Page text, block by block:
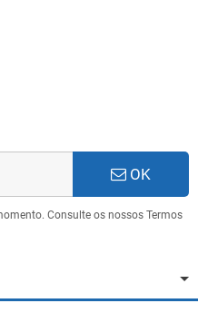
OK
Consulte os nossos Termos